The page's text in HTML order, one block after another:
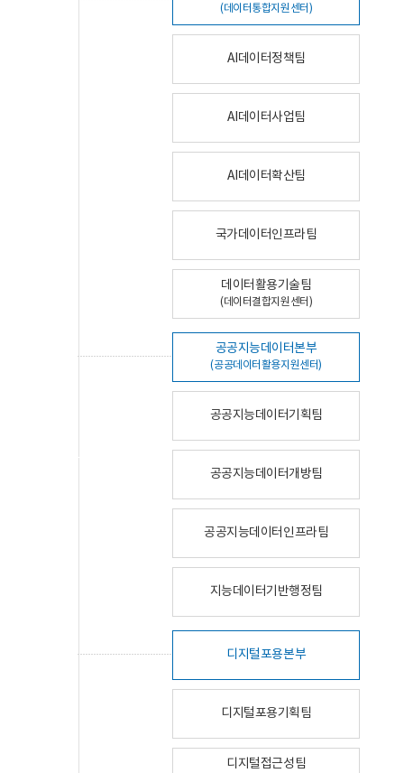
(데이터통합지원센터)
AI데이터정책팀
AI데이터사업팀
AI데이터확산팀
국가데이터인프라팀
데이터활용기술팀
(데이터결합지원센터)
공공지능데이터본부
(공공데이터활용지원센터)
공공지능데이터기획팀
공공지능데이터개방팀
공공지능데이터인프라팀
지능데이터기반행정팀
디지털포용본부
디지털포용기획팀
디지털접근성팀